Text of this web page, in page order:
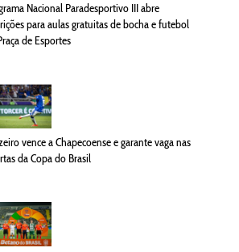
Nacional Paradesportivo III abre
para aulas gratuitas de bocha e futebol
de Esportes
vence a Chapecoense e garante vaga nas
da Copa do Brasil